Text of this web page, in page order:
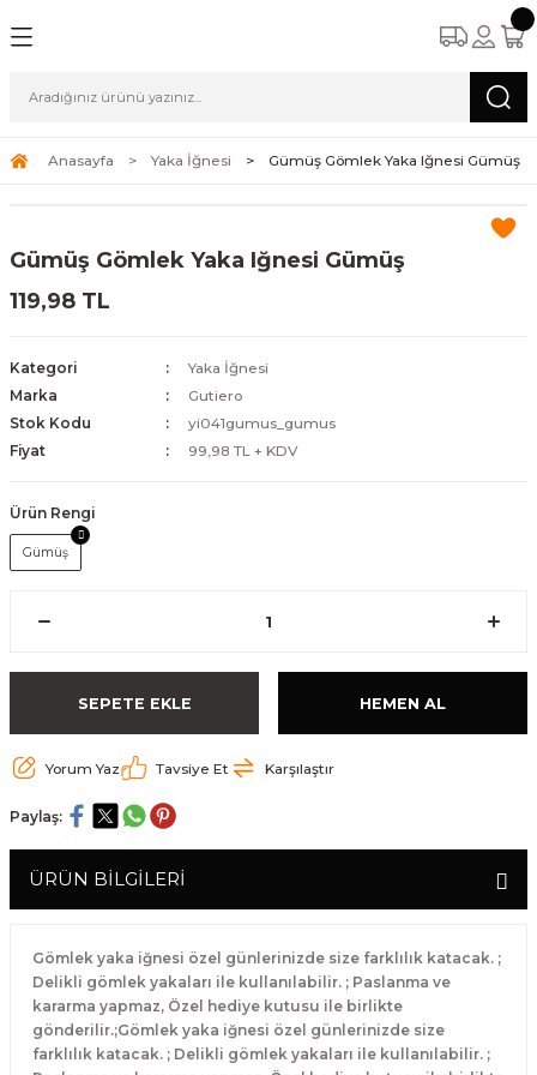
Anasayfa Yaka İğnesi Gümüş Gömlek Yaka Iğnesi Gümüş
Gümüş Gömlek Yaka Iğnesi Gümüş
119,98 TL
Kategori
Yaka İğnesi
Marka
Gutiero
Stok Kodu
yi041gumus_gumus
Fiyat
99,98 TL + KDV
Ürün Rengi
Gümüş
SEPETE EKLE HEMEN AL
Yorum Yaz Tavsiye Et Karşılaştır
Paylaş:
ÜRÜN BİLGİLERİ
Gömlek yaka iğnesi özel günlerinizde size farklılık katacak. ;
Delikli gömlek yakaları ile kullanılabilir. ; Paslanma ve
kararma yapmaz, Özel hediye kutusu ile birlikte
gönderilir.;Gömlek yaka iğnesi özel günlerinizde size
farklılık katacak. ; Delikli gömlek yakaları ile kullanılabilir. ;